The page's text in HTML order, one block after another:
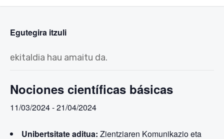
Egutegira itzuli
ekitaldia hau amaitu da.
Nociones científicas básicas
11/03/2024-21/04/2024
Unibertsitate aditua: Zientziaren Komunikazio eta